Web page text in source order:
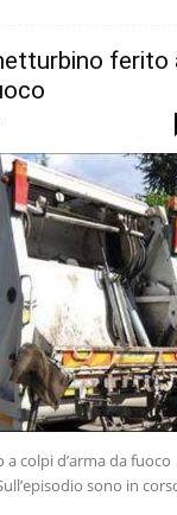
ferito
colpi d’arma da fuoco
sono in